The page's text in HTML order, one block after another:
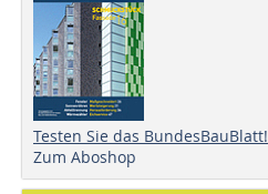
Testen Sie das BundesBauBlatt!
Zum Aboshop